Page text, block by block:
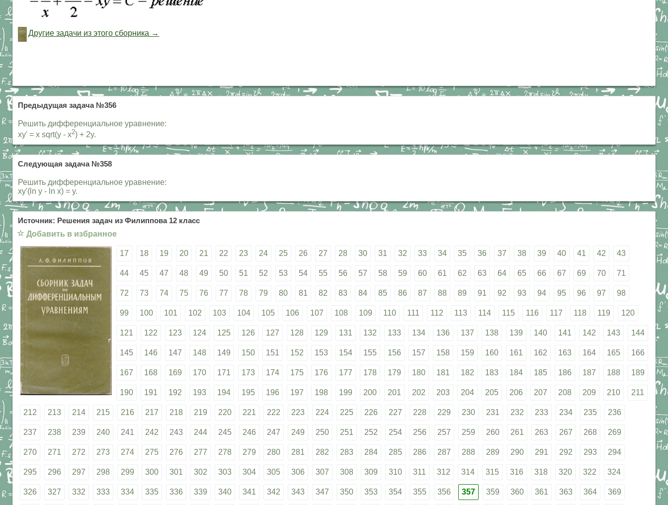
Другие задачи из этого сборника →
Предыдущая задача №356
Решить дифференциальное уравнение:
xy' = x sqrt(y - x2) + 2y.
Следующая задача №358
Решить дифференциальное уравнение:
xy'(ln y - ln x) = y.
Источник: Решения задач из Филиппова 12 класс
☆ Добавить в избранное
17 18 19 20 21 22 23 24 25 26 27 28 30 31 32 33 34 35 36 37 38 39 40 41 42 43
44 45 47 48 49 50 51 52 53 54 55 56 57 58 59 60 61 62 63 64 65 66 67 69 70 71
72 73 74 75 76 77 78 79 80 81 82 83 84 85 86 87 88 89 91 92 93 94 95 96 97 98
99 100 101 102 103 104 105 106 107 108 109 110 111 112 113 114 115 116 117 118 119 120
121 122 123 124 125 126 127 128 129 131 132 133 134 136 137 138 139 140 141 142 143 144
145 146 147 148 149 150 151 152 153 154 155 156 157 158 159 160 161 162 163 164 165 166
167 168 169 170 171 173 174 175 176 177 178 179 180 181 182 183 184 185 186 187 188 189
190 191 192 193 194 195 196 197 198 199 200 201 202 203 204 205 206 207 208 209 210 211
212 213 214 215 216 217 218 219 220 221 222 223 224 225 226 227 228 229 230 231 232 233 234 235 236
237 238 239 240 241 242 243 244 245 246 247 249 250 251 252 254 256 257 259 260 261 263 267 268 269
270 271 272 273 274 275 276 277 278 279 280 281 282 283 284 285 286 287 288 289 290 291 292 293 294
295 296 297 298 299 300 301 302 303 304 305 306 307 308 309 310 311 312 314 315 316 318 320 322 324
326 327 332 333 334 335 336 339 340 341 342 343 347 350 353 354 355 356 357 359 360 361 363 364 369